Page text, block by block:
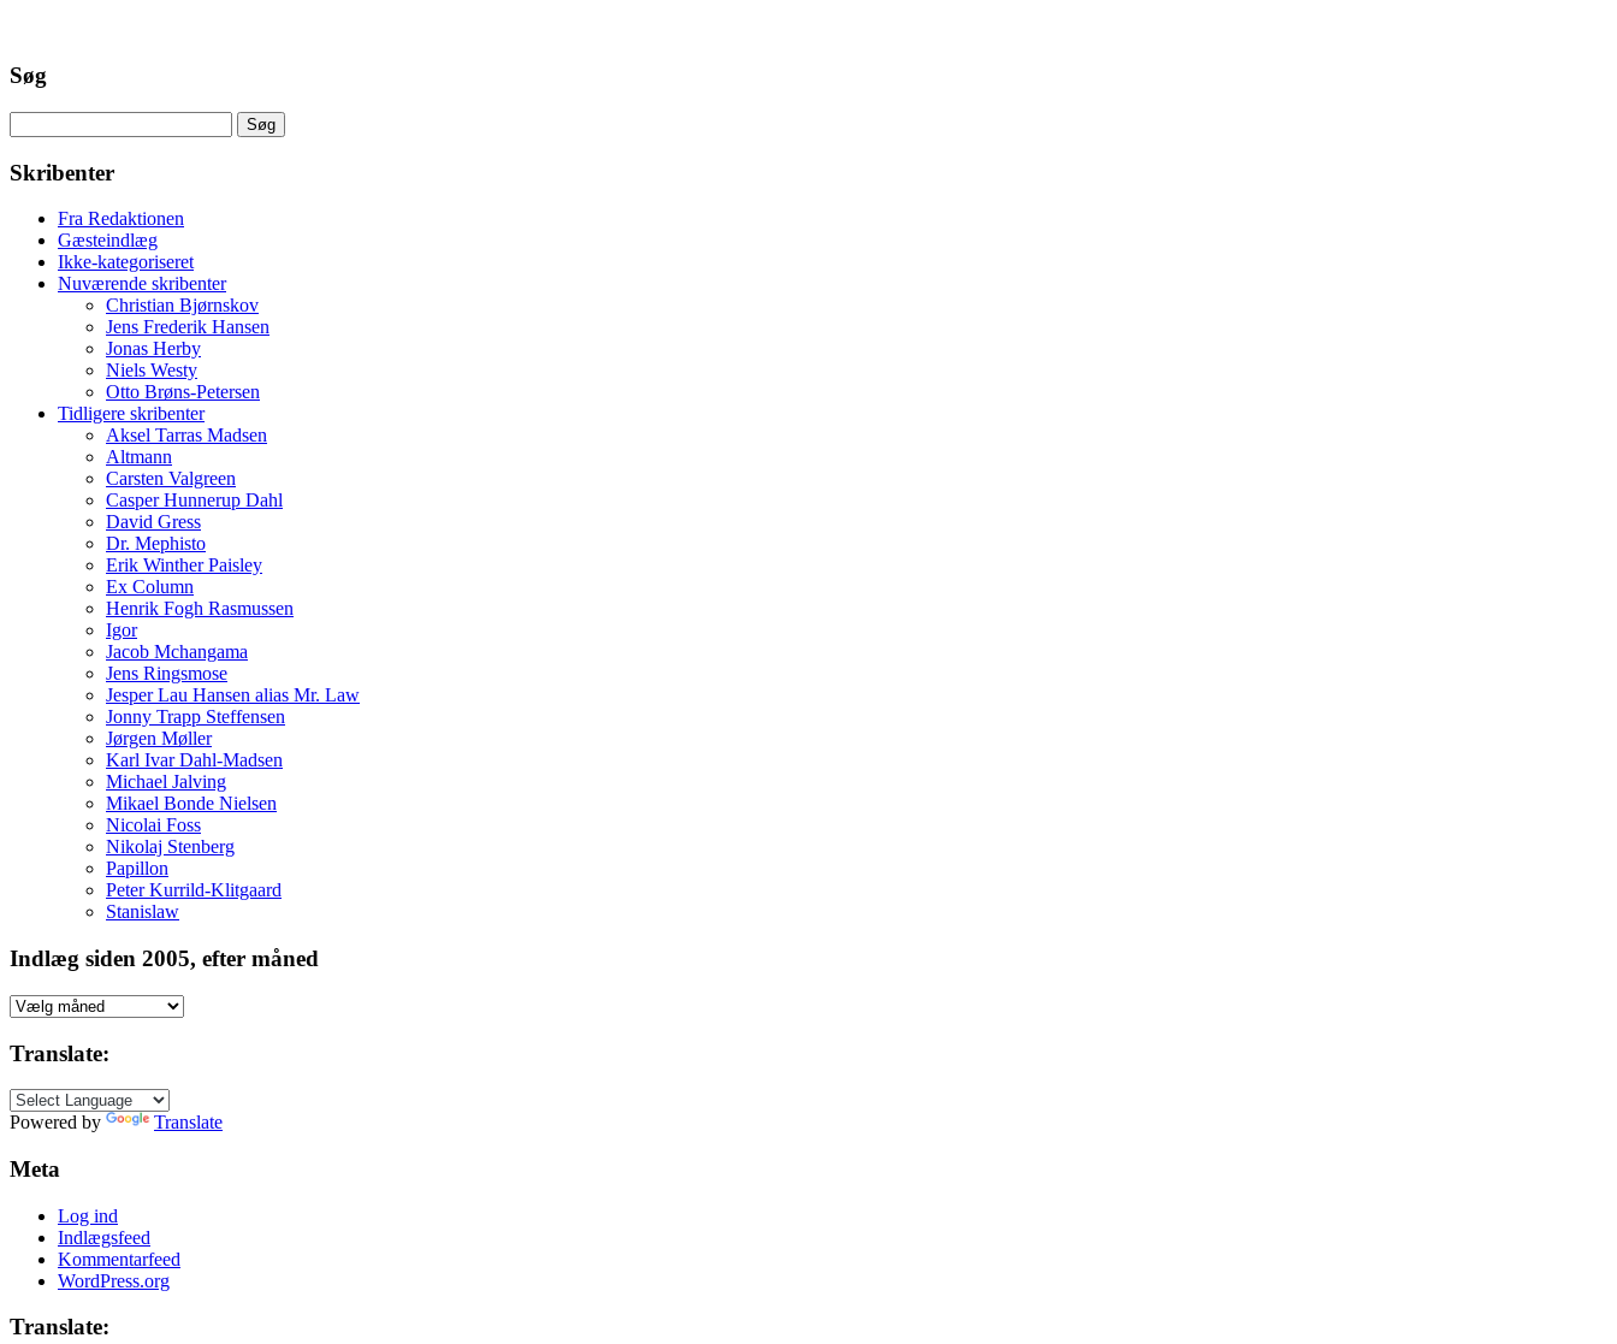
Søg
efter:
Skribenter
Fra Redaktionen
Gæsteindlæg
Ikke-kategoriseret
Nuværende skribenter
Christian Bjørnskov
Jens Frederik Hansen
Jonas Herby
Niels Westy
Otto Brøns-Petersen
Tidligere skribenter
Aksel Tarras Madsen
Altmann
Carsten Valgreen
Casper Hunnerup Dahl
David Gress
Dr. Mephisto
Erik Winther Paisley
Ex Column
Henrik Fogh Rasmussen
Igor
Jacob Mchangama
Jens Ringsmose
Jesper Lau Hansen alias Mr. Law
Jonny Trapp Steffensen
Jørgen Møller
Karl Ivar Dahl-Madsen
Michael Jalving
Mikael Bonde Nielsen
Nicolai Foss
Nikolaj Stenberg
Papillon
Peter Kurrild-Klitgaard
Stanislaw
Indlæg siden 2005, efter måned
Indlæg
2005,
måned
Translate:
Powered by Translate
Meta
Log ind
Indlægsfeed
Kommentarfeed
WordPress.org
Translate: